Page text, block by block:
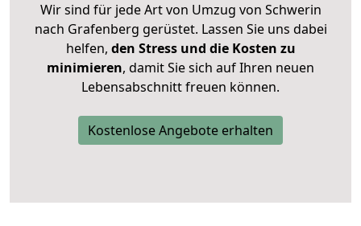
Wir sind für jede Art von Umzug von Schwerin
nach Grafenberg gerüstet. Lassen Sie uns dabei
helfen, den Stress und die Kosten zu
minimieren, damit Sie sich auf Ihren neuen
Lebensabschnitt freuen können.
Kostenlose Angebote erhalten